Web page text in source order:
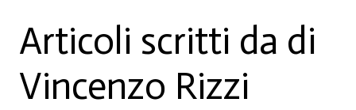
Articoli scritti da di
Vincenzo Rizzi